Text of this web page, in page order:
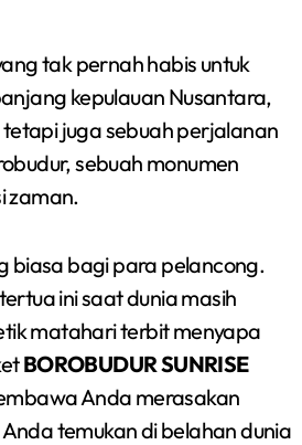
kepulauan Nusantara,
juga sebuah perjalanan
sebuah monumen
zaman.
biasa bagi para pelancong.
ini saat dunia masih
matahari terbit menyapa
BOROBUDUR SUNRISE
Anda merasakan
temukan di belahan dunia